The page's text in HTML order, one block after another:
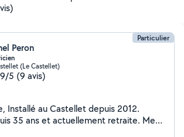
Particulier
Peron
(Le Castellet)
5 (9 avis)
Installé au Castellet depuis 2012.
35 ans et actuellement retraite. Mes